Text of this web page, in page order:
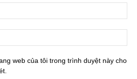
web của tôi trong trình duyệt này cho